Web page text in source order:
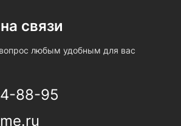
связи
любым удобным для вас
88-95